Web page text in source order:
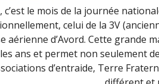
c’est le mois de la journée
celui de la 3V
aérienne d’Avord. Cette grande
ans et permet non seulement
d’entraide, Terre